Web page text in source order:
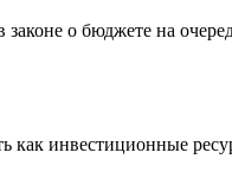
о бюджете на
как инвестиционные